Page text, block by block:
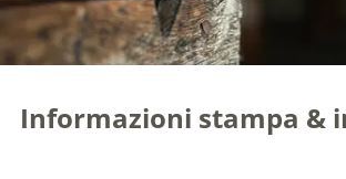
Informazioni stampa &